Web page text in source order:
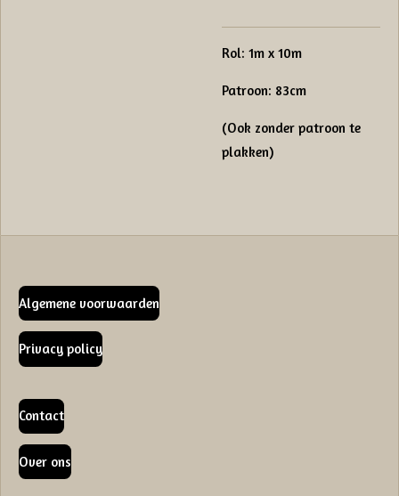
Rol: 1m x 10m
Patroon: 83cm
(Ook zonder patroon te
plakken)
Algemene voorwaarden
Privacy policy
Contact
Over ons